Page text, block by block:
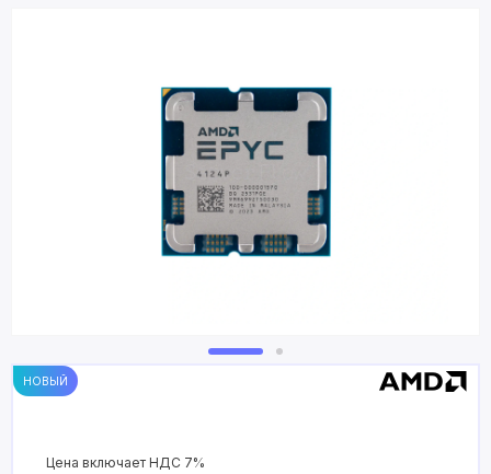
НОВЫЙ
Цена включает НДС 7%